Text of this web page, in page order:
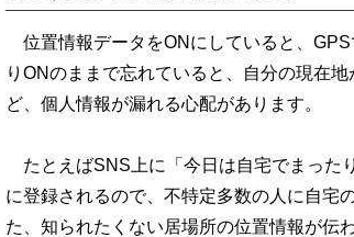
位置情報データをONにしていると、
りONのままで忘れていると、自分の現在
ど、個人情報が漏れる心配があります。
たとえばSNS上に「今日は自宅でまった
に登録されるので、不特定多数の人に自宅
た、知られたくない居場所の位置情報が伝